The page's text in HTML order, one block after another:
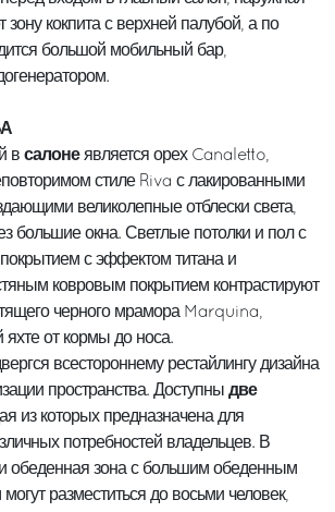
зону кокпита с верхней палубой, а по
большой мобильный бар,
в салонеявляется орех Canaletto,
стиле Riva с лакированными
великолепные отблески света,
большие окна. Светлые потолки и пол с
с эффектом титана и
ковровым покрытием контрастируют
черного мрамора Marquina,
яхте от кормы до носа.
всестороннему рестайлингу дизайна
пространства. Доступны две
из которых предназначена для
потребностей владельцев. В
обеденная зона с большим обеденным
разместиться до восьми человек,